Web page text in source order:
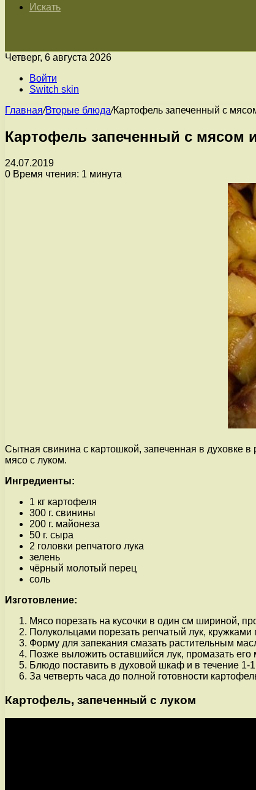
Искать
Четверг, 6 августа 2026
Войти
Switch skin
Главная/Вторые блюда/Картофель запеченный с
Картофель запеченный с мясом
24.07.2019
0 Время чтения: 1 минута
Сытная свинина с картошкой, запеченная в духовке
мясо с луком.
Ингредиенты:
1 кг картофеля
300 г. свинины
200 г. майонеза
50 г. сыра
2 головки репчатого лука
зелень
чёрный молотый перец
соль
Изготовление:
Мясо порезать на кусочки в один см шириной,
Полукольцами порезать репчатый лук, кружками
Форму для запекания смазать растительным
Позже выложить оставшийся лук, промазать
Блюдо поставить в духовой шкаф и в течение 1-
За четверть часа до полной готовности
Картофель, запеченный с луком